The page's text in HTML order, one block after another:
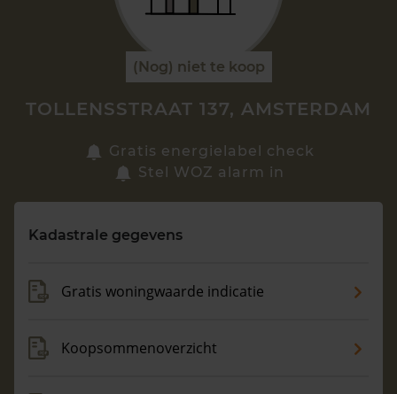
Zoek een woning
Maandag t/m vrijdag - 08:00 -18:00
(Nog) niet te koop
TOLLENSSTRAAT 137, AMSTERDAM
Gratis energielabel check
Stel WOZ alarm in
Kadastrale gegevens
Gratis woningwaarde indicatie
Koopsommenoverzicht